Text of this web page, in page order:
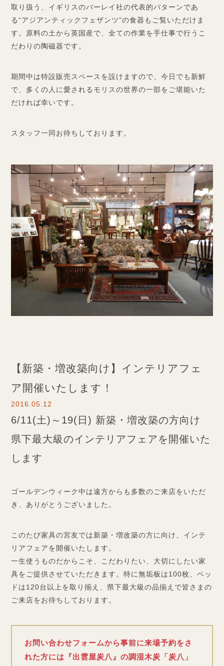
取り扱う、イギリスのバーレイ社の代表的パターンであ
る“アジアンティックフェザンツ”の食器もご覧いただけま
す。原料の土から英国産で、全ての作業を手仕事で行うこ
だわりの陶磁器です。
期間中は特設販売スペースを設けますので、今日でも新鮮
で、多くの人に愛されるモリスの世界の一部をご堪能いた
だければ幸いです。
スタッフ一同お待ちしております。
【新築・増改築向け】インテリアフェ
ア開催いたします！
2016.05.12
6/11(土)～19(日) 新築・増改築の方向け
県下最大級のインテリアフェアを開催いた
します
ゴールデンウィーク中は遠方からも多数のご来店をいただ
き、ありがとうございました。
このたび家具の宮友では新築・増改築の方に向け、インテ
リアフェアを開催いたします。
一生使うものだからこそ、こだわりたい、大切にしたい家
具をご提供させていただきます。特に無垢板は100枚、ベッ
ドは120台以上を取り揃え、県下最大級の品揃えで皆さまの
ご来店をお待ちしております。
お問い合わせフォームから事前に来場予約をさ
れた方には『出雲屋炭八』の調湿木炭「炭八」